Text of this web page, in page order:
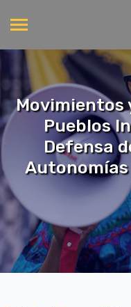
Movimientos
Pueblos
Defensa